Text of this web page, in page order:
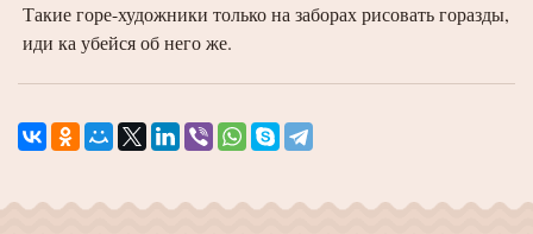
Такие горе-художники только на заборах рисовать горазды,
иди ка убейся об него же.